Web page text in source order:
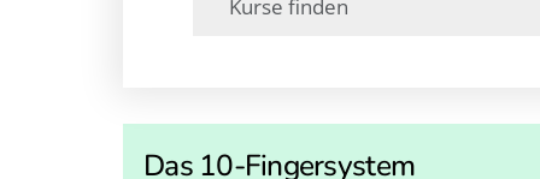
Das 10-Fingersystem